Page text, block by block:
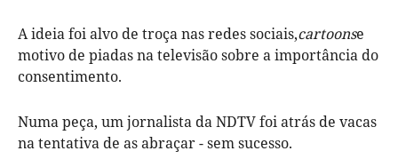
A ideia foi alvo de troça nas redes sociais,cartoonse
motivo de piadas na televisão sobre a importância do
consentimento.
Numa peça, um jornalista da NDTV foi atrás de vacas
na tentativa de as abraçar - sem sucesso.